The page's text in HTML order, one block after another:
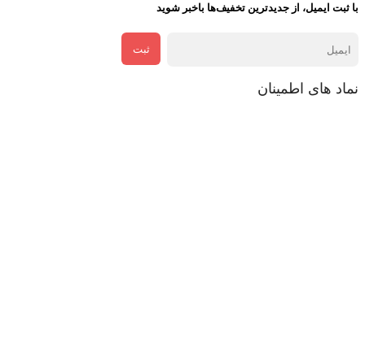
با ثبت ایمیل، از جدید‌ترین تخفیف‌ها با‌خبر شوید
ثبت
نماد های اطمینان